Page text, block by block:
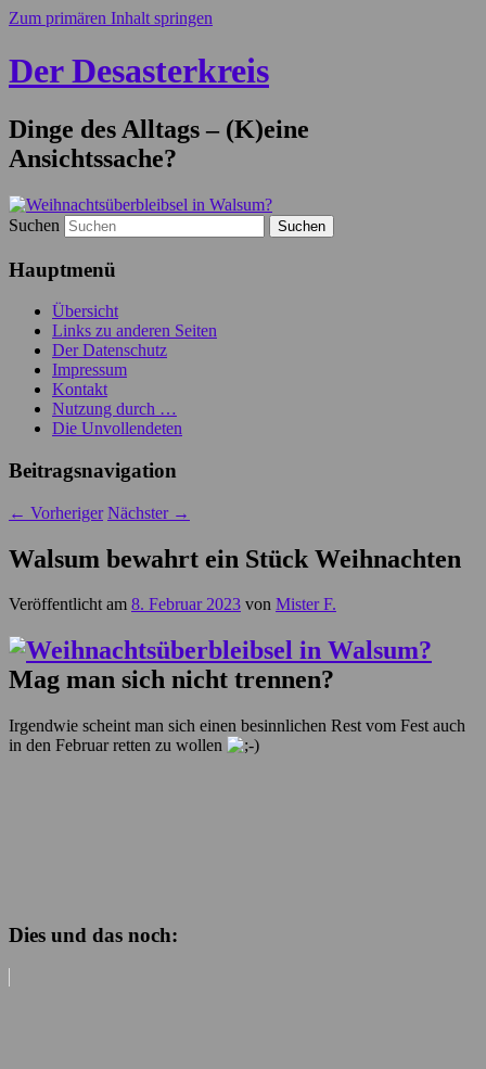
Zum primären Inhalt springen
Der Desasterkreis
Dinge des Alltags – (K)eine
Ansichtssache?
Suchen
Hauptmenü
Übersicht
Links zu anderen Seiten
Der Datenschutz
Impressum
Kontakt
Nutzung durch …
Die Unvollendeten
Beitragsnavigation
← Vorheriger Nächster →
Walsum bewahrt ein Stück Weihnachten
Veröffentlicht am 8. Februar 2023 von Mister F.
Mag man sich nicht trennen?
Irgendwie scheint man sich einen besinnlichen Rest vom Fest auch
in den Februar retten zu wollen
Dies und das noch: